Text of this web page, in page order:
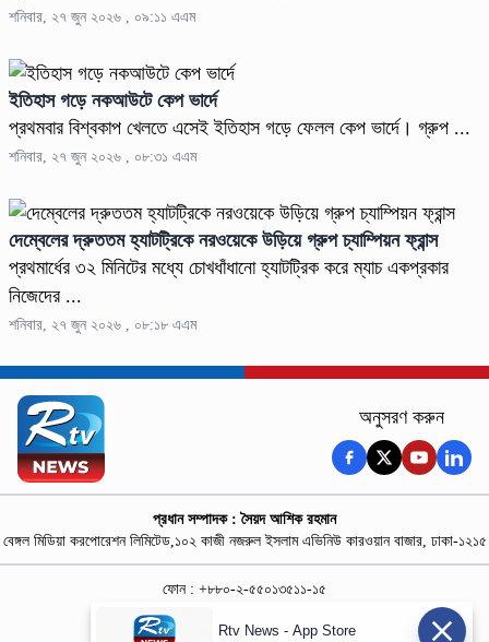
শনিবার, ২৭ জুন ২০২৬ , ০৯:১১ এএম
ইতিহাস গড়ে নকআউটে কেপ ভার্দে
প্রথমবার বিশ্বকাপ খেলতে এসেই ইতিহাস গড়ে ফেলল কেপ ভার্দে। গ্রুপ ...
শনিবার, ২৭ জুন ২০২৬ , ০৮:৩১ এএম
দেম্বেলের দ্রুততম হ্যাটট্রিকে নরওয়েকে উড়িয়ে গ্রুপ চ্যাম্পিয়ন ফ্রান্স
প্রথমার্ধের ৩২ মিনিটের মধ্যে চোখধাঁধানো হ্যাটট্রিক করে ম্যাচ একপ্রকার
নিজেদের ...
শনিবার, ২৭ জুন ২০২৬ , ০৮:১৮ এএম
অনুসরণ করুন
প্রধান সম্পাদক : সৈয়দ আশিক রহমান
বেঙ্গল মিডিয়া করপোরেশন লিমিটেড,১০২ কাজী নজরুল ইসলাম এভিনিউ কারওয়ান বাজার, ঢাকা-১২১৫
ফোন : +৮৮০-২-৫৫০১৩৫১১-১৫
বিজ্ঞাপন :
rtvdigitalad@gmail.com
Rtv News - App Store